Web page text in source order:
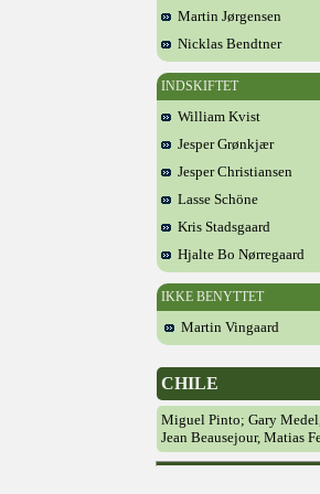
Martin Jørgensen
Nicklas Bendtner
INDSKIFTET
William Kvist
Jesper Grønkjær
Jesper Christiansen
Lasse Schöne
Kris Stadsgaard
Hjalte Bo Nørregaard
IKKE BENYTTET
Martin Vingaard
CHILE
Miguel Pinto; Gary
Jean Beausejour, Matias